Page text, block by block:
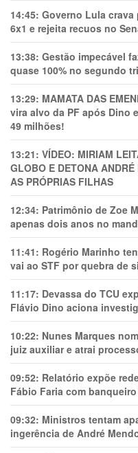
14:45: Governo Lula
6x1 e rejeita recuos no
13:38: Gestão impecável
quase 100% no segundo
13:29: MAMATA DAS
vira alvo da PF após Dino
49 milhões!
13:21: VÍDEO: MIRIAM
GLOBO E DETONA
AS PRÓPRIAS FILHAS
12:34: Patrimônio de Zoe
apenas dois anos no
11:41: Rogério Marinho
vai ao STF por quebra de
11:17: Devassa do TCU
Flávio Dino aciona
10:22: Nunes Marques
juiz auxiliar e atrai
09:52: Relatório expõe
Fábio Faria com
09:32: Ministros tentam
ingerência de André